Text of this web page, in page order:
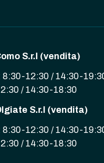
S.r.l (vendita)
8:30-12:30 / 14:30-
/ 14:30-18:30
S.r.l (vendita)
8:30-12:30 / 14:30-
/ 14:30-18:30